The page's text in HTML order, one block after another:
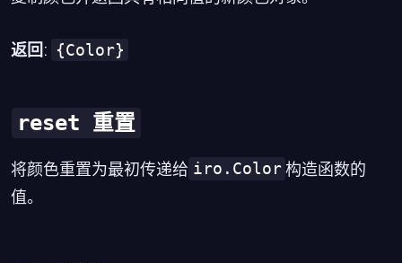
返回 : {Color}
reset 重置
将颜色重置为最初传递给 iro.Color 构造函数的
值。